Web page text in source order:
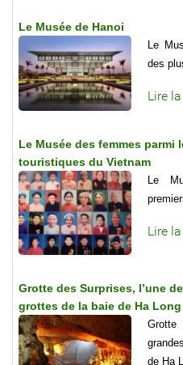
Le Musée de Hanoi
Le
des
Lire
Le Musée des femmes parmi
touristiques du Vietnam
Le
Lire
Grotte des Surprises, l’une
grottes de la baie de Ha Long
de Ha